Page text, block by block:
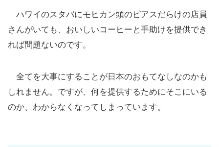
ハワイのスタバにモヒカン頭のピアスだらけの店員
さんがいても、おいしいコーヒーと手助けを提供でき
れば問題ないのです。
全てを大事にすることが日本のおもてなしなのかも
しれません。ですが、何を提供するためにそこにいる
のか、わからなくなってしまっています。